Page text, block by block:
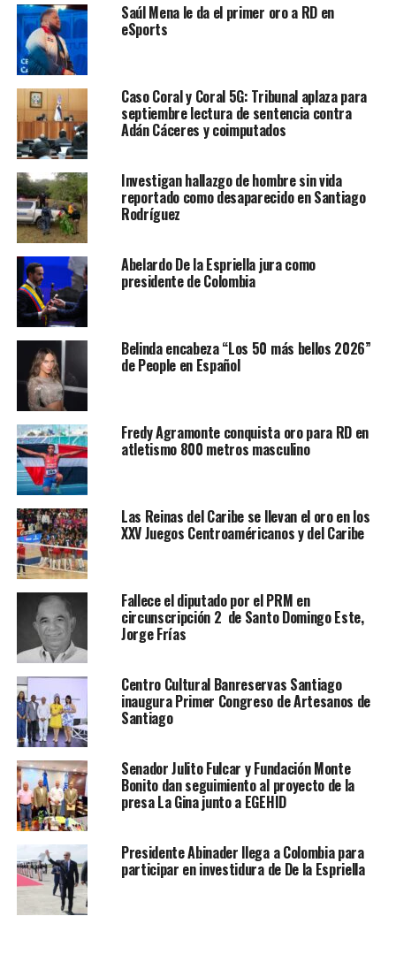
Saúl Mena le da el primer oro a RD en
eSports
Caso Coral y Coral 5G: Tribunal aplaza para
septiembre lectura de sentencia contra
Adán Cáceres y coimputados
Investigan hallazgo de hombre sin vida
reportado como desaparecido en Santiago
Rodríguez
Abelardo De la Espriella jura como
presidente de Colombia
Belinda encabeza “Los 50 más bellos 2026”
de People en Español
Fredy Agramonte conquista oro para RD en
atletismo 800 metros masculino
Las Reinas del Caribe se llevan el oro en los
XXV Juegos Centroaméricanos y del Caribe
Fallece el diputado por el PRM en
circunscripción 2 de Santo Domingo Este,
Jorge Frías
Centro Cultural Banreservas Santiago
inaugura Primer Congreso de Artesanos de
Santiago
Senador Julito Fulcar y Fundación Monte
Bonito dan seguimiento al proyecto de la
presa La Gina junto a EGEHID
Presidente Abinader llega a Colombia para
participar en investidura de De la Espriella